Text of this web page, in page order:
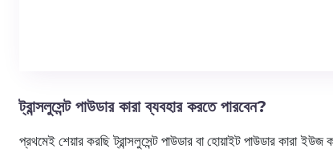
ট্রান্সলুসেন্ট পাউডার কারা ব্যবহার করতে পারবেন?
প্রথমেই শেয়ার করছি ট্রান্সলুসেন্ট পাউডার বা হোয়াইট পাউডার কারা